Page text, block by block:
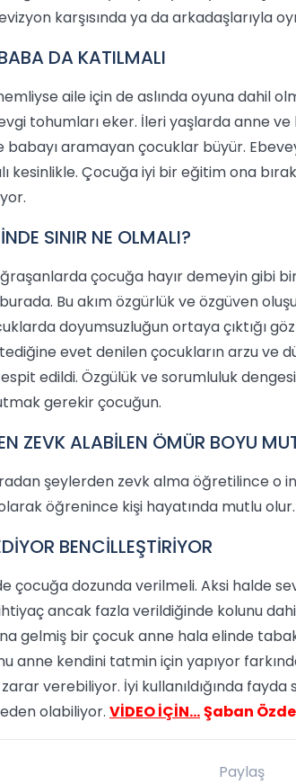
karşısında ya da arkadaşlarıyla
DA KATILMALI
aile için de aslında oyuna dahil
tohumları eker. İleri yaşlarda anne
babayı aramayan çocuklar büyür.
kesinlikle. Çocuğa iyi bir eğitim ona
SINIR NE OLMALI?
çocuğa hayır demeyin gibi
Bu akım özgürlük ve özgüven
doyumsuzluğun ortaya çıktığı
evet denilen çocukların arzu
edildi. Özgülük ve sorumluluk
gerekir çocuğun.
ZEVK ALABİLEN ÖMÜR BOYU
şeylerden zevk alma öğretilince o
öğrenince kişi hayatında mutlu
BENCİLLEŞTİRİYOR
çocuğa dozunda verilmeli. Aksi halde
ancak fazla verildiğinde kolunu
gelmiş bir çocuk anne hala elinde
anne kendini tatmin için yapıyor
zarar verebiliyor. İyi kullanıldığında
olabiliyor. VİDEO İÇİN…Şaban
Paylaş